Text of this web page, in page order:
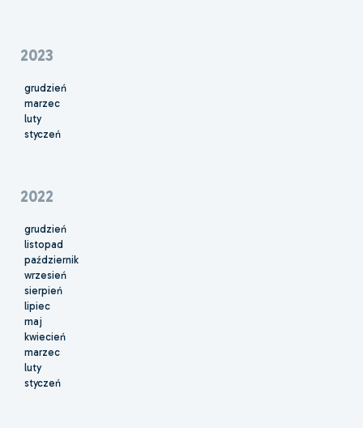
2023
grudzień
marzec
luty
styczeń
2022
grudzień
listopad
październik
wrzesień
sierpień
lipiec
maj
kwiecień
marzec
luty
styczeń